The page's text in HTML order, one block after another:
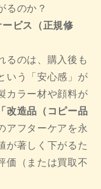
るのか？
ビス（正規修
るのは、購入後も
いう「安心感」が
カラー材や顔料が
「改造品（コピー品
アフターケアを永
が著しく下がるた
価（または買取不